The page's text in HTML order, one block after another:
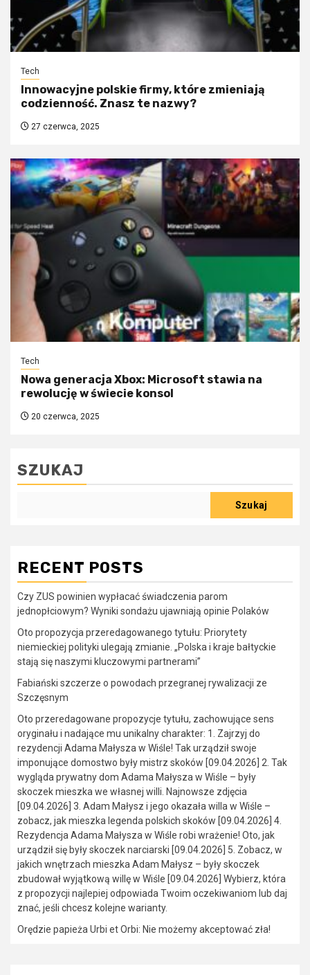
Tech
Innowacyjne polskie firmy, które zmieniają
codzienność. Znasz te nazwy?
27 czerwca, 2025
Tech
Nowa generacja Xbox: Microsoft stawia na
rewolucję w świecie konsol
20 czerwca, 2025
SZUKAJ
Szukaj
RECENT POSTS
Czy ZUS powinien wypłacać świadczenia parom
jednopłciowym? Wyniki sondażu ujawniają opinie Polaków
Oto propozycja przeredagowanego tytułu: Priorytety
niemieckiej polityki ulegają zmianie. „Polska i kraje bałtyckie
stają się naszymi kluczowymi partnerami”
Fabiański szczerze o powodach przegranej rywalizacji ze
Szczęsnym
Oto przeredagowane propozycje tytułu, zachowujące sens
oryginału i nadające mu unikalny charakter: 1. Zajrzyj do
rezydencji Adama Małysza w Wiśle! Tak urządził swoje
imponujące domostwo były mistrz skoków [09.04.2026] 2. Tak
wygląda prywatny dom Adama Małysza w Wiśle – były
skoczek mieszka we własnej willi. Najnowsze zdjęcia
[09.04.2026] 3. Adam Małysz i jego okazała willa w Wiśle –
zobacz, jak mieszka legenda polskich skoków [09.04.2026] 4.
Rezydencja Adama Małysza w Wiśle robi wrażenie! Oto, jak
urządził się były skoczek narciarski [09.04.2026] 5. Zobacz, w
jakich wnętrzach mieszka Adam Małysz – były skoczek
zbudował wyjątkową willę w Wiśle [09.04.2026] Wybierz, która
z propozycji najlepiej odpowiada Twoim oczekiwaniom lub daj
znać, jeśli chcesz kolejne warianty.
Orędzie papieża Urbi et Orbi: Nie możemy akceptować zła!